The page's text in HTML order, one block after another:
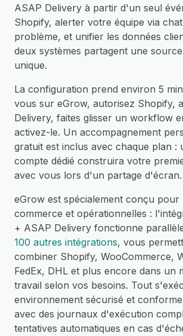
ASAP Delivery à partir d'un seul
Shopify, alerter votre équipe via
problème, et unifier les données
deux systèmes partagent une
unique.
La configuration prend environ 5
vous sur eGrow, autorisez Shopify,
Delivery, faites glisser un workflow
activez-le. Un accompagnement
gratuit est inclus avec chaque plan :
compte dédié construira votre
avec vous lors d'un partage d'écran.
eGrow est spécialement conçu pour
commerce et opérationnelles :
+ ASAP Delivery fonctionne
100 autres intégrations, vous
combiner Shopify, WooCommerce,
FedEx, DHL et plus encore dans un
travail selon vos besoins. Tout
environnement sécurisé et conforme
avec des journaux d'exécution
tentatives automatiques en cas